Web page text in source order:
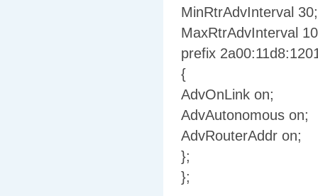
MinRtrAdvInterval 30;
MaxRtrAdvInterval
prefix
{
AdvOnLink on;
AdvAutonomous on;
AdvRouterAddr on;
};
};